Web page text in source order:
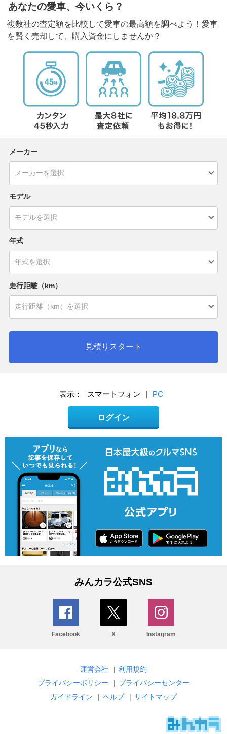
あなたの愛車、今いくら？
複数社の査定額を比較して愛車の最高額を調べよう！愛車
を賢く売却して、購入資金にしませんか？
メーカー
モデル
年式
走行距離（km）
見積りスタート
表示： スマートフォン | PC
ログイン
みんカラ公式SNS
Facebook X Instagram
運営会社 | 利用規約
プライバシーポリシー
| プライバシーセンター
ガイドライン
| ヘルプ | サイトマップ